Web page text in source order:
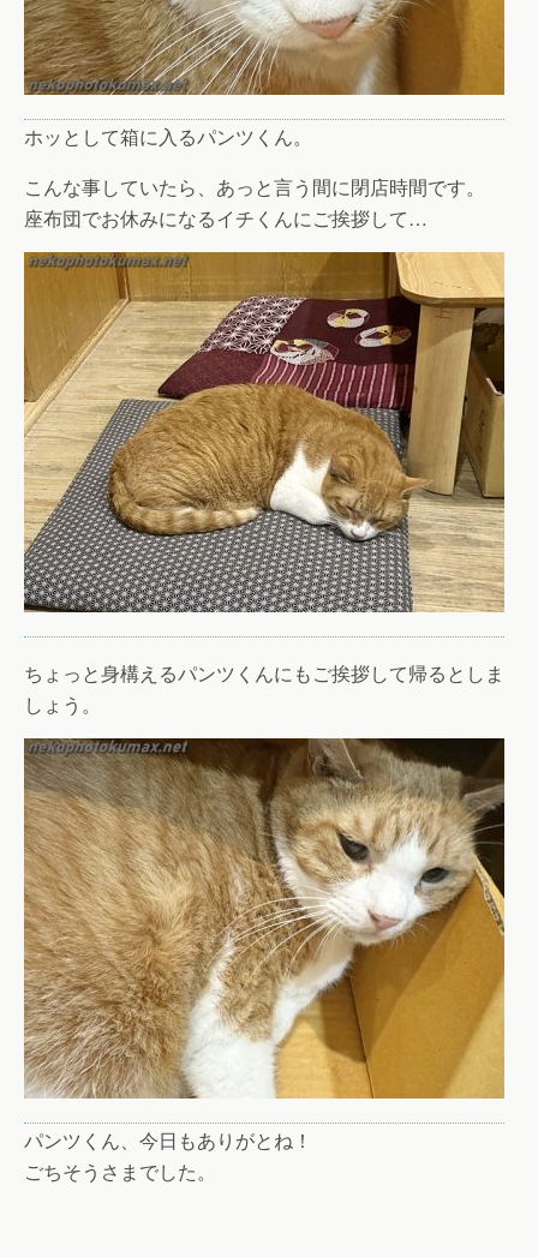
ホッとして箱に入るパンツくん。
こんな事していたら、あっと言う間に閉店時間です。
座布団でお休みになるイチくんにご挨拶して…
ちょっと身構えるパンツくんにもご挨拶して帰るとしま
しょう。
パンツくん、今日もありがとね！
ごちそうさまでした。